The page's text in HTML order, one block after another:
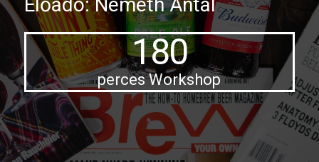
Előadó: Németh Antal
180
perces Workshop